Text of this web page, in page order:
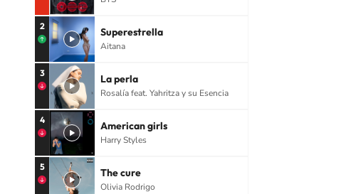
2 Superestrella
Aitana
3 La perla
Rosalía feat. Yahritza y su Esencia
4 American girls
Harry Styles
5 The cure
Olivia Rodrigo